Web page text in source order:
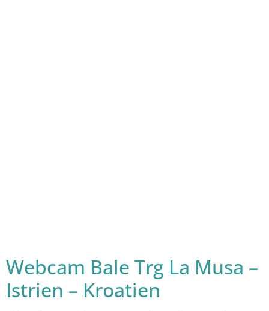
Webcam Bale Trg La Musa –
Istrien – Kroatien